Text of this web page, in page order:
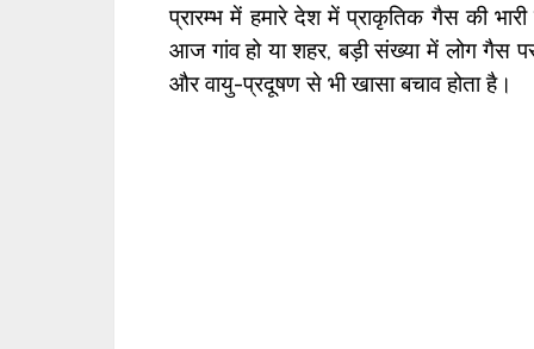
प्रारम्भ में हमारे देश में प्राकृतिक गैस की
आज गांव हो या शहर, बड़ी संख्या में लोग गैस
और वायु-प्रदूषण से भी खासा बचाव होता है।